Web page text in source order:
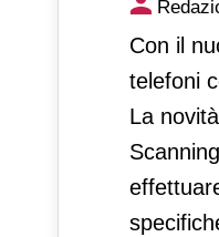
Con il
telefoni
La